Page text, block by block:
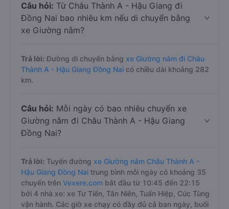
Câu hỏi: Từ Châu Thành A - Hậu Giang đi
Đồng Nai bao nhiêu km nếu di chuyển bằng
xe Giường nằm?
Trả lời: Đường di chuyển bằng xe Giường nằm đi Châu
Thành A - Hậu Giang Đồng Nai có chiều dài khoảng 282
km.
Câu hỏi: Mỗi ngày có bao nhiêu chuyến xe
Giường nằm đi Châu Thành A - Hậu Giang
Đồng Nai?
Trả lời: Tuyến đường xe Giường nằm Châu Thành A -
Hậu Giang Đồng Nai trung bình mỗi ngày có khoảng 35
chuyến trên Vexere.com bắt đầu từ 10:45 đến 22:15
bởi 4 nhà xe: xe Tư Tiến, Tân Niên, Tuấn Hiệp, Cúc Tùng
vận hành. Các giờ xe chạy có đầy đủ cả ban ngày, buổi